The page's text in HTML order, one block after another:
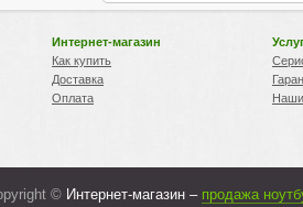
Интернет-магазин
Как купить
Доставка
Оплата
© Интернет-магазин – продажа